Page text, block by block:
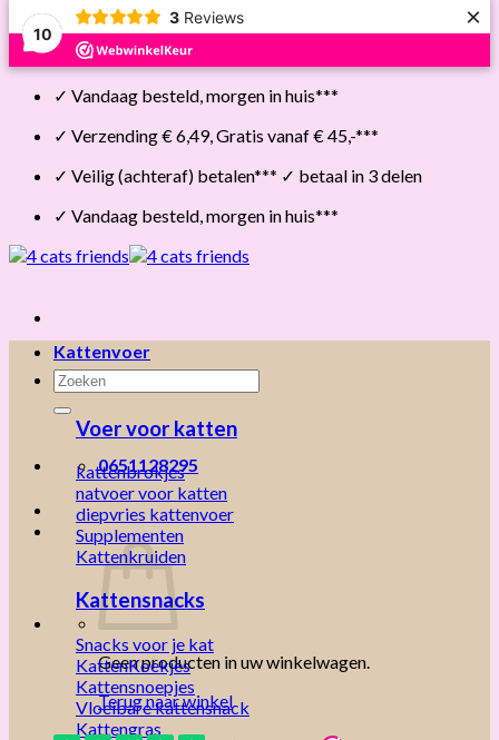
10
3 Reviews ×
Skip
✓ Vandaag besteld, morgen in huis***
✓ Verzending € 6,49, Gratis vanaf € 45,-***
✓ Veilig (achteraf) betalen*** ✓ betaal in 3 delen
✓ Vandaag besteld, morgen in huis***
Zoeken
naar:
0651128295
Geen producten in uw winkelwagen.
Terug naar winkel
Kattenvoer
Voer voor katten
kattenbrokjes
natvoer voor katten
diepvries kattenvoer
Supplementen
Kattenkruiden
Kattensnacks
Snacks voor je kat
KattenKoekjes
Kattensnoepjes
Vloeibare kattensnack
Kattengras